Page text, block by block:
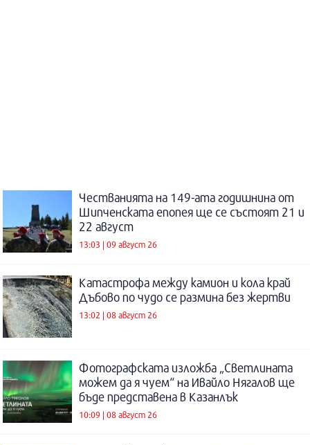
Честванията на 149-ата годишнина от
Шипченската епопея ще се състоят 21 и
22 август
13:03 | 09 август 26
Катастрофа между камион и кола край
Дъбово по чудо се размина без жертви
13:02 | 08 август 26
Фотографската изложба „Светлината
можем да я чуем“ на Ивайло Нягалов ще
бъде представена в Казанлък
10:09 | 08 август 26